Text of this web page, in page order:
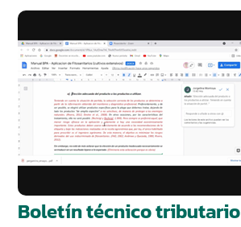
Boletín técnico tributario